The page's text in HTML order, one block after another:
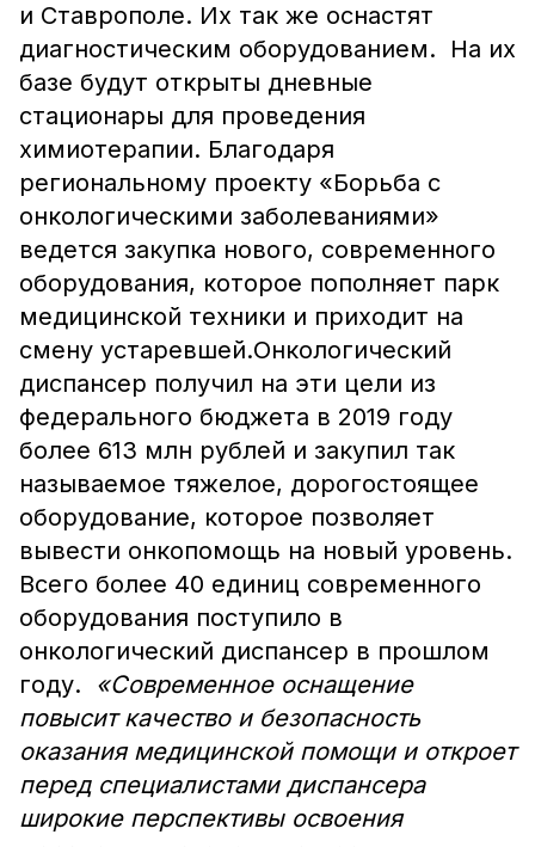
и Ставрополе. Их так же оснастят
диагностическим оборудованием. На их
базе будут открыты дневные
стационары для проведения
химиотерапии. Благодаря
региональному проекту «Борьба с
онкологическими заболеваниями»
ведется закупка нового, современного
оборудования, которое пополняет парк
медицинской техники и приходит на
смену устаревшей.Онкологический
диспансер получил на эти цели из
федерального бюджета в 2019 году
более 613 млн рублей и закупил так
называемое тяжелое, дорогостоящее
оборудование, которое позволяет
вывести онкопомощь на новый уровень.
Всего более 40 единиц современного
оборудования поступило в
онкологический диспансер в прошлом
году.
«Современное оснащение
повысит качество и безопасность
оказания медицинской помощи и откроет
перед специалистами диспансера
широкие перспективы освоения